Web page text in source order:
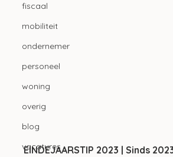
fiscaal
mobiliteit
ondernemer
personeel
woning
overig
blog
vacatures
EINDEJAARSTIP 2023 | Sinds